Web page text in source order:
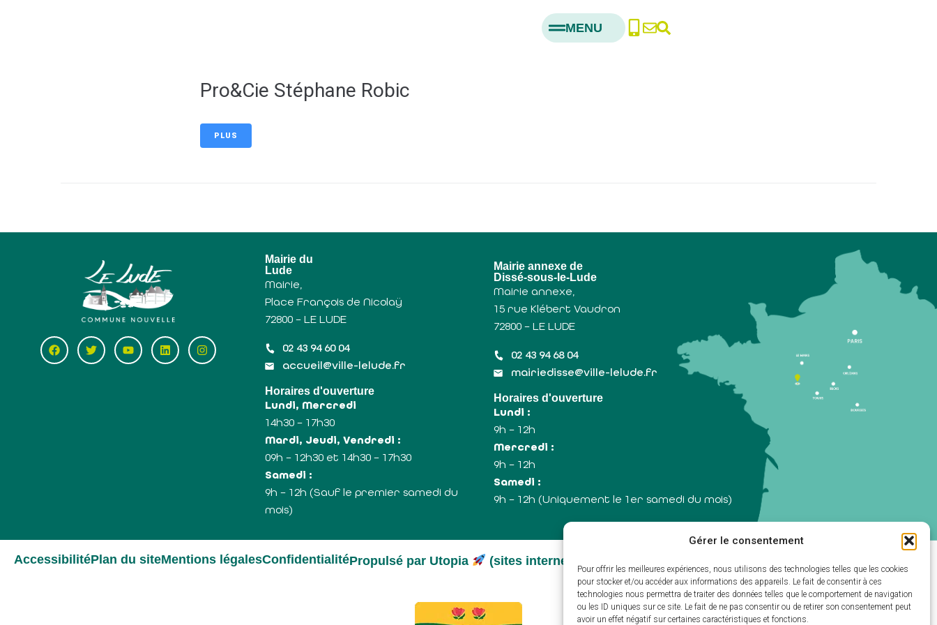
Gérer le consentement
Pour offrir les meilleures expériences, nous utilisons des technologies telles que les cookies
pour stocker et/ou accéder aux informations des appareils. Le fait de consentir à ces
technologies nous permettra de traiter des données telles que le comportement de navigation
ou les ID uniques sur ce site. Le fait de ne pas consentir ou de retirer son consentement peut
avoir un effet négatif sur certaines caractéristiques et fonctions.
MENU
Pro&Cie Stéphane Robic
PLUS
Mairie du
Lude
Mairie,
Place François de Nicolaÿ
72800 – LE LUDE
02 43 94 60 04
accueil@ville-lelude.fr
Horaires d'ouverture
Lundi, Mercredi
14h30 – 17h30
Mardi, Jeudi, Vendredi :
09h – 12h30 et 14h30 – 17h30
Samedi :
9h – 12h (Sauf le premier samedi du
mois)
Mairie annexe de
Dissé-sous-le-Lude
Mairie annexe,
15 rue Klébert Vaudron
72800 – LE LUDE
02 43 94 68 04
mairiedisse@ville-lelude.fr
Horaires d'ouverture
Lundi :
9h – 12h
Mercredi :
9h – 12h
Samedi :
9h – 12h (Uniquement le 1er samedi du mois)
AccessibilitéPlan du siteMentions légalesConfidentialitéPropulsé par Utopia (sites internet de collectivités & GRC/GRU)